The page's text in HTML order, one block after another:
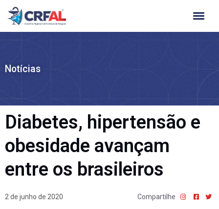
Ir
para
Notícias
Diabetes, hipertensão e
obesidade avançam
entre os brasileiros
2 de junho de 2020 Compartilhe